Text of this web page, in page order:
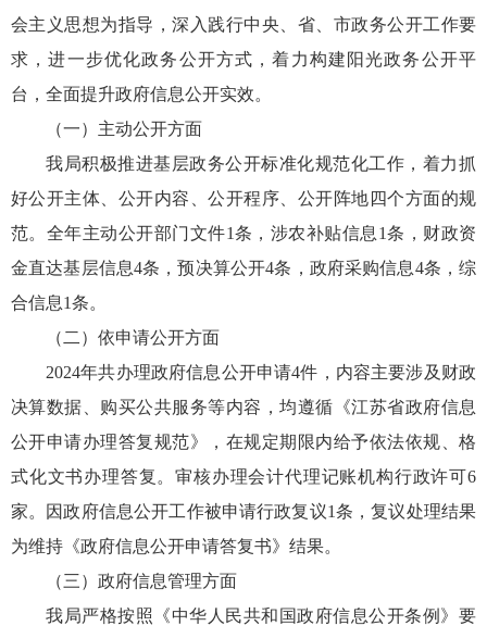
会主义思想为指导，深入践行中央、省、市政务公开工作要
求，进一步优化政务公开方式，着力构建阳光政务公开平
台，全面提升政府信息公开实效。
（一）主动公开方面
我局积极推进基层政务公开标准化规范化工作，着力抓
好公开主体、公开内容、公开程序、公开阵地四个方面的规
范。全年主动公开部门文件1条，涉农补贴信息1条，财政资
金直达基层信息4条，预决算公开4条，政府采购信息4条，综
合信息1条。
（二）依申请公开方面
2024年共办理政府信息公开申请4件，内容主要涉及财政
决算数据、购买公共服务等内容，均遵循《江苏省政府信息
公开申请办理答复规范》，在规定期限内给予依法依规、格
式化文书办理答复。审核办理会计代理记账机构行政许可6
家。因政府信息公开工作被申请行政复议1条，复议处理结果
为维持《政府信息公开申请答复书》结果。
（三）政府信息管理方面
我局严格按照《中华人民共和国政府信息公开条例》要